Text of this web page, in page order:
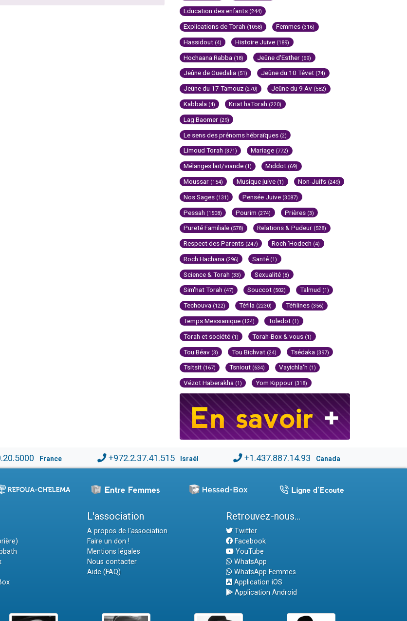
Education des enfants (244)
Explications de Torah (1058) Femmes (316)
Hassidout (4) Histoire Juive (189)
Hochaana Rabba (18) Jeûne d'Esther (69)
Jeûne de Guedalia (51) Jeûne du 10 Tévet (74)
Jeûne du 17 Tamouz (270) Jeûne du 9 Av (582)
Kabbala (4) Kriat haTorah (220)
Lag Baomer (29)
Le sens des prénoms hébraïques (2)
Limoud Torah (371) Mariage (772)
Mélanges lait/viande (1) Middot (69)
Moussar (154) Musique juive (1) Non-Juifs (249)
Nos Sages (131) Pensée Juive (3087)
Pessah (1508) Pourim (274) Prières (3)
Pureté Familiale (578) Relations & Pudeur (528)
Respect des Parents (247) Roch 'Hodech (4)
Roch Hachana (296) Santé (1)
Science & Torah (33) Sexualité (8)
Sim'hat Torah (47) Souccot (502) Talmud (1)
Techouva (122) Téfila (2230) Téfilines (356)
Temps Messianique (124) Toledot (1)
Torah et société (1) Torah-Box & vous (1)
Tou Béav (3) Tou Bichvat (24) Tsédaka (397)
Tsitsit (167) Tsniout (634) Vayichla'h (1)
Vézot Haberakha (1) Yom Kippour (318)
France +972.2.37.41.515 Israël +1.437.887.14.93 Canada
L'association
A propos de l'association
Faire un don !
Mentions légales
Nous contacter
Aide (FAQ)
Retrouvez-nous...
Twitter
Facebook
YouTube
WhatsApp
WhatsApp Femmes
Application iOS
Application Android